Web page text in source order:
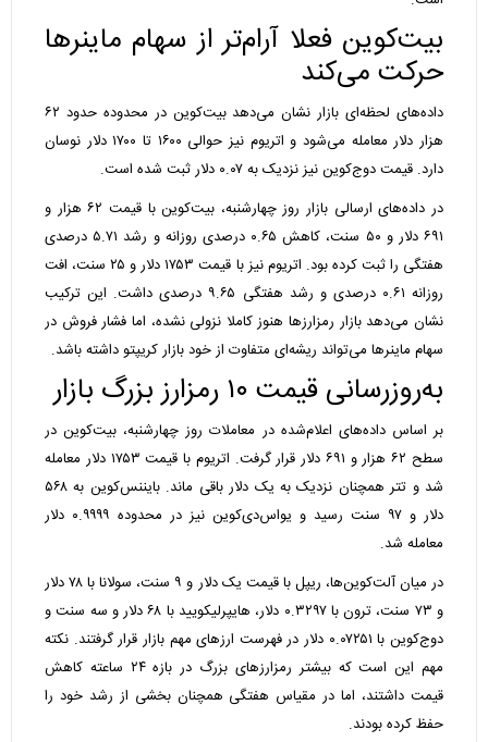
بیت‌کوین فعلا آرام‌تر از سهام ماینرها
حرکت می‌کند
داده‌های لحظه‌ای بازار نشان می‌دهد بیت‌کوین در محدوده حدود ۶۲
هزار دلار معامله می‌شود و اتریوم نیز حوالی ۱۶۰۰ تا ۱۷۰۰ دلار نوسان
دارد. قیمت دوج‌کوین نیز نزدیک به ۰.۰۷ دلار ثبت شده است.
در داده‌های ارسالی بازار روز چهارشنبه، بیت‌کوین با قیمت ۶۲ هزار و
۶۹۱ دلار و ۵۰ سنت، کاهش ۰.۶۵ درصدی روزانه و رشد ۵.۷۱ درصدی
هفتگی را ثبت کرده بود. اتریوم نیز با قیمت ۱۷۵۳ دلار و ۲۵ سنت، افت
روزانه ۰.۶۱ درصدی و رشد هفتگی ۹.۶۵ درصدی داشت. این ترکیب
نشان می‌دهد بازار رمزارزها هنوز کاملا نزولی نشده، اما فشار فروش در
سهام ماینرها می‌تواند ریشه‌ای متفاوت از خود بازار کریپتو داشته باشد.
به‌روزرسانی قیمت ۱۰ رمزارز بزرگ بازار
بر اساس داده‌های اعلام‌شده در معاملات روز چهارشنبه، بیت‌کوین در
سطح ۶۲ هزار و ۶۹۱ دلار قرار گرفت. اتریوم با قیمت ۱۷۵۳ دلار معامله
شد و تتر همچنان نزدیک به یک دلار باقی ماند. بایننس‌کوین به ۵۶۸
دلار و ۹۷ سنت رسید و یواس‌دی‌کوین نیز در محدوده ۰.۹۹۹۹ دلار
معامله شد.
در میان آلت‌کوین‌ها، ریپل با قیمت یک دلار و ۹ سنت، سولانا با ۷۸ دلار
و ۷۳ سنت، ترون با ۰.۳۲۹۷ دلار، هایپرلیکویید با ۶۸ دلار و سه سنت و
دوج‌کوین با ۰.۰۷۲۵۱ دلار در فهرست ارزهای مهم بازار قرار گرفتند. نکته
مهم این است که بیشتر رمزارزهای بزرگ در بازه ۲۴ ساعته کاهش
قیمت داشتند، اما در مقیاس هفتگی همچنان بخشی از رشد خود را
حفظ کرده بودند.